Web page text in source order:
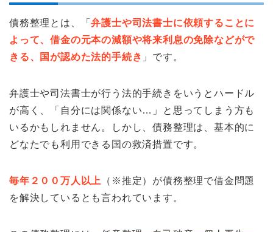
債務整理とは、「弁護士や司法書士に依頼することに
よって、借金の元本の減額や将来利息の免除などがで
きる、国が認めた法的手続き 」です。
弁護士や司法書士が行う法的手続きをいうとハードル
が高く、「自分には関係ない…」と思ってしまう方も
いるかもしれません。しかし、債務整理は、基本的に
どなたでも利用できる国の救済措置です。
毎年２００万人以上
（※推定）が債務整理で借金問題
を解決しているとも言われています。